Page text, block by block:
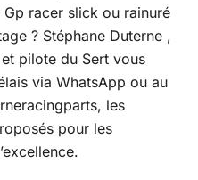
racer slick ou rainuré
? Stéphane Duterne ,
pilote du Sert vous
via WhatsApp ou au
les
pour les